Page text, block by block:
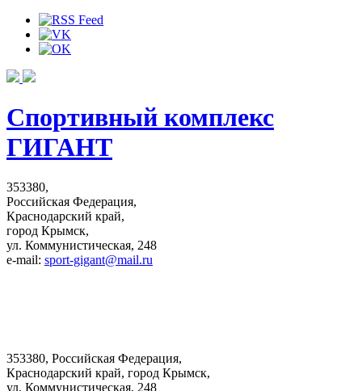
Спортивный комплекс
ГИГАНТ
353380,
Российская Федерация,
Краснодарский край,
город Крымск,
ул. Коммунистическая, 248
e-mail: sport-gigant@mail.ru
353380, Российская Федерация,
Краснодарский край, город Крымск,
ул. Коммунистическая, 248